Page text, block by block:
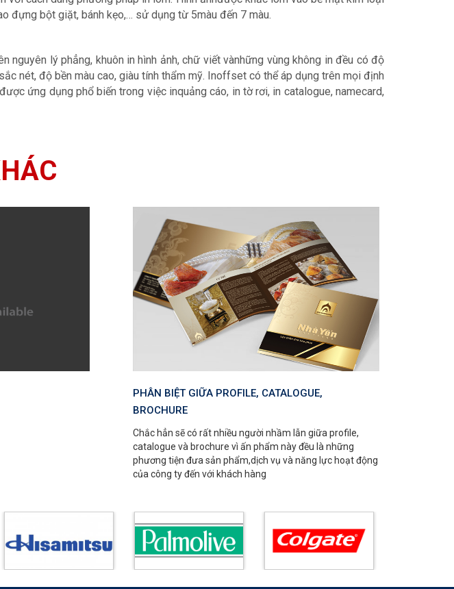
đựng bột giặt, bánh kẹo,… sử dụng từ 5màu đến 7 màu.
lý phẳng, khuôn in hình ảnh, chữ viết vànhững vùng không in đều có độ
nét, độ bền màu cao, giàu tính thẩm mỹ. Inoffset có thể áp dụng trên mọi định
ứng dụng phổ biến trong việc inquảng cáo, in tờ rơi, in catalogue, namecard,
PHÂN BIỆT GIỮA PROFILE, CATALOGUE,
BROCHURE
Chắc hẳn sẽ có rất nhiều người nhầm lẫn giữa profile,
catalogue và brochure vì ấn phẩm này đều là những
phương tiện đưa sản phẩm,dịch vụ và năng lực hoạt động
của công ty đến với khách hàng